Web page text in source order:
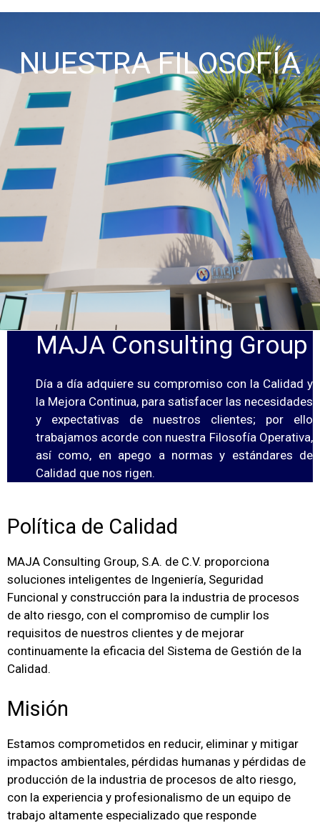
NUESTRA FILOSOFÍA
MAJA Consulting Group
Día a día adquiere su compromiso con la Calidad y
la Mejora Continua, para satisfacer las necesidades
y expectativas de nuestros clientes; por ello
trabajamos acorde con nuestra Filosofía Operativa,
así como, en apego a normas y estándares de
Calidad que nos rigen.
Política de Calidad
MAJA Consulting Group, S.A. de C.V. proporciona
soluciones inteligentes de Ingeniería, Seguridad
Funcional y construcción para la industria de procesos
de alto riesgo, con el compromiso de cumplir los
requisitos de nuestros clientes y de mejorar
continuamente la eficacia del Sistema de Gestión de la
Calidad.
Misión
Estamos comprometidos en reducir, eliminar y mitigar
impactos ambientales, pérdidas humanas y pérdidas de
producción de la industria de procesos de alto riesgo,
con la experiencia y profesionalismo de un equipo de
trabajo altamente especializado que responde